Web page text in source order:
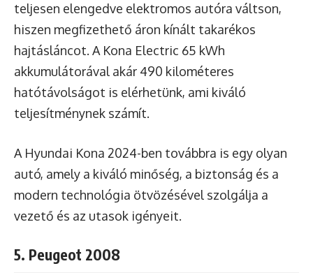
teljesen elengedve elektromos autóra váltson,
hiszen megfizethető áron kínált takarékos
hajtásláncot. A Kona Electric 65 kWh
akkumulátorával akár 490 kilométeres
hatótávolságot is elérhetünk, ami kiváló
teljesítménynek számít.
A Hyundai Kona 2024-ben továbbra is egy olyan
autó, amely a kiváló minőség, a biztonság és a
modern technológia ötvözésével szolgálja a
vezető és az utasok igényeit.
5. Peugeot 2008